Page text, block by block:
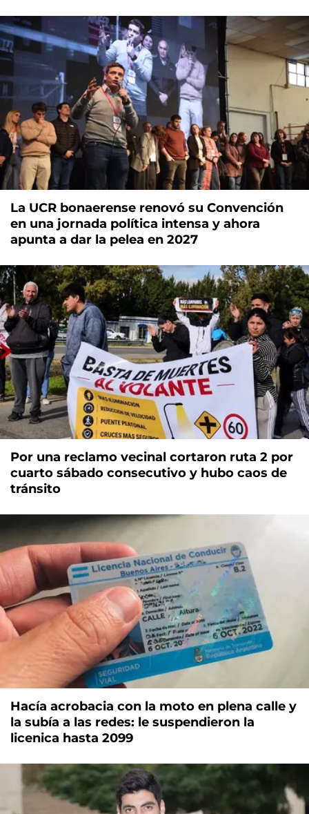
La UCR bonaerense renovó su Convención
en una jornada política intensa y ahora
apunta a dar la pelea en 2027
Por una reclamo vecinal cortaron ruta 2 por
cuarto sábado consecutivo y hubo caos de
tránsito
Hacía acrobacia con la moto en plena calle y
la subía a las redes: le suspendieron la
licenica hasta 2099